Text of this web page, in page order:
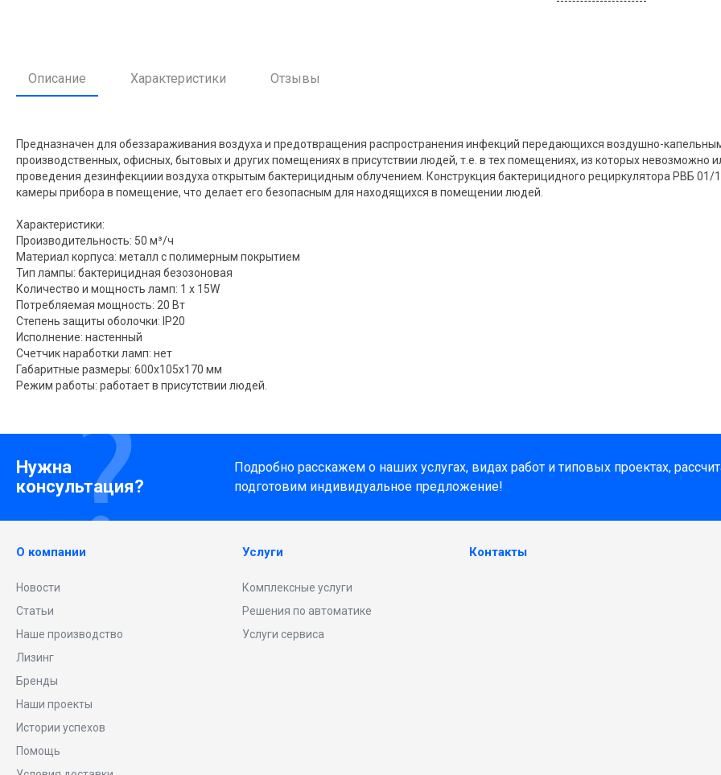
Описание Характеристики Отзывы
Предназначен для обеззараживания воздуха и предотвращения распространения инфекций передающихся воздушно-
производственных, офисных, бытовых и других помещениях в присутствии людей, т.е. в тех помещениях, из которых
проведения дезинфекциии воздуха открытым бактерицидным облучением. Конструкция бактерицидного рециркулятора РВБ
камеры прибора в помещение, что делает его безопасным для находящихся в помещении людей.
Характеристики:
Производительность: 50 м³/ч
Материал корпуса: металл с полимерным покрытием
Тип лампы: бактерицидная безозоновая
Количество и мощность ламп: 1 х 15W
Потребляемая мощность: 20 Вт
Степень защиты оболочки: IP20
Исполнение: настенный
Счетчик наработки ламп: нет
Габаритные размеры: 600х105х170 мм
Режим работы: работает в присутствии людей.
Нужна
консультация?
Подробно расскажем о наших услугах, видах работ и типовых проектах,
подготовим индивидуальное предложение!
О компании
Новости
Статьи
Наше производство
Лизинг
Бренды
Наши проекты
Истории успехов
Помощь
Услуги
Комплексные услуги
Решения по автоматике
Услуги сервиса
Контакты